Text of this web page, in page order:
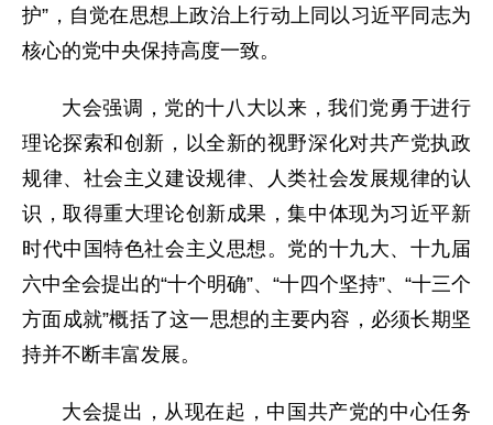
护”，自觉在思想上政治上行动上同以习近平同志为
核心的党中央保持高度一致。
大会强调，党的十八大以来，我们党勇于进行
理论探索和创新，以全新的视野深化对共产党执政
规律、社会主义建设规律、人类社会发展规律的认
识，取得重大理论创新成果，集中体现为习近平新
时代中国特色社会主义思想。党的十九大、十九届
六中全会提出的“十个明确”、“十四个坚持”、“十三个
方面成就”概括了这一思想的主要内容，必须长期坚
持并不断丰富发展。
大会提出，从现在起，中国共产党的中心任务